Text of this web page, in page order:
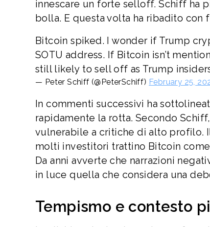
innescare un forte selloff. Schiff ha
bolla. E questa volta ha ribadito con
Bitcoin spiked. I wonder if Trump
SOTU address. If Bitcoin isn’t
still likely to sell off as Trump
— Peter Schiff (@PeterSchiff) February 25,
In commenti successivi ha
rapidamente la rotta. Secondo
vulnerabile a critiche di alto profilo.
molti investitori trattino Bitcoin
Da anni avverte che narrazioni
in luce quella che considera una
Tempismo e contesto